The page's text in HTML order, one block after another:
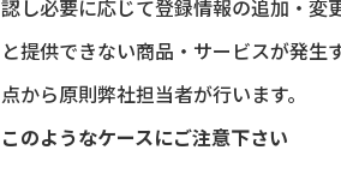
認し必要に応じて登録情報の追加・変
と提供できない商品・サービスが発
点から原則弊社担当者が行います。
このようなケースにご注意下さい